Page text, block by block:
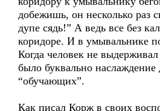
добежишь, он несколько раз
дупе сядь!” А ведь все без
коридоре. И в умывальнике
Когда человек не
было буквально наслаждение
“обучающих”.
Как писал Корж в своих